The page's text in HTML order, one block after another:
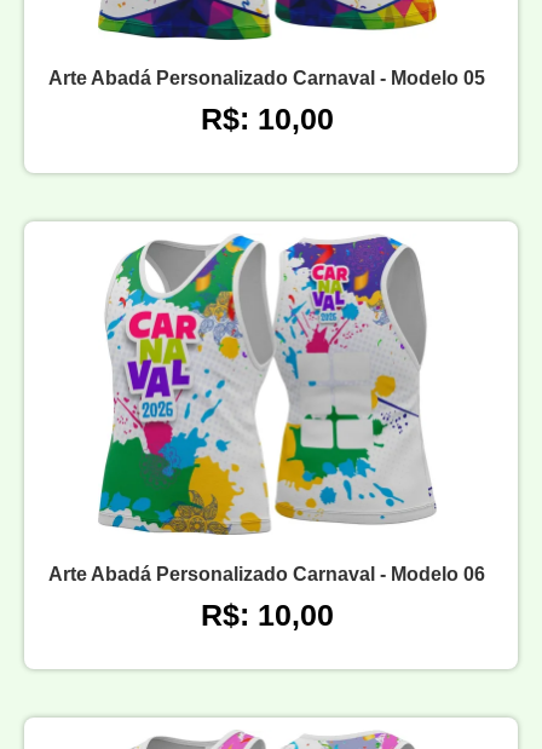
Arte Abadá Personalizado Carnaval - Modelo 05
R$: 10,00
Arte Abadá Personalizado Carnaval - Modelo 06
R$: 10,00